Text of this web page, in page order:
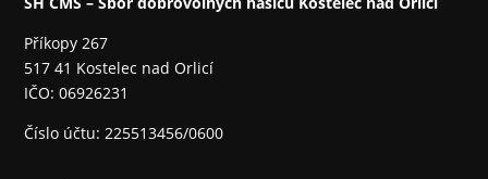
Příkopy 267
517 41 Kostelec nad Orlicí
IČO: 06926231
Číslo účtu: 225513456/0600